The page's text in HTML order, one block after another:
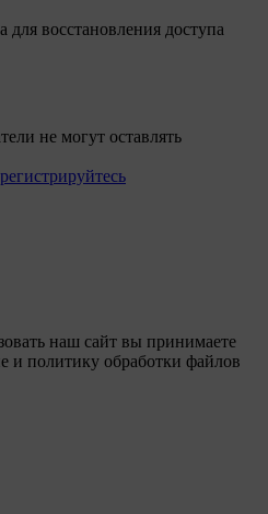
для восстановления доступа
не могут оставлять
наш сайт вы принимаете
и политику обработки файлов